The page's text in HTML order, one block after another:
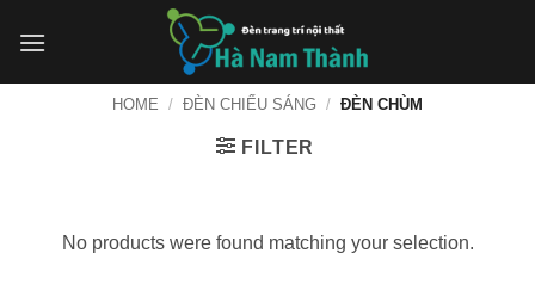
qua
HOME / ĐÈN CHIẾU SÁNG / ĐÈN CHÙM
FILTER
No products were found matching your selection.